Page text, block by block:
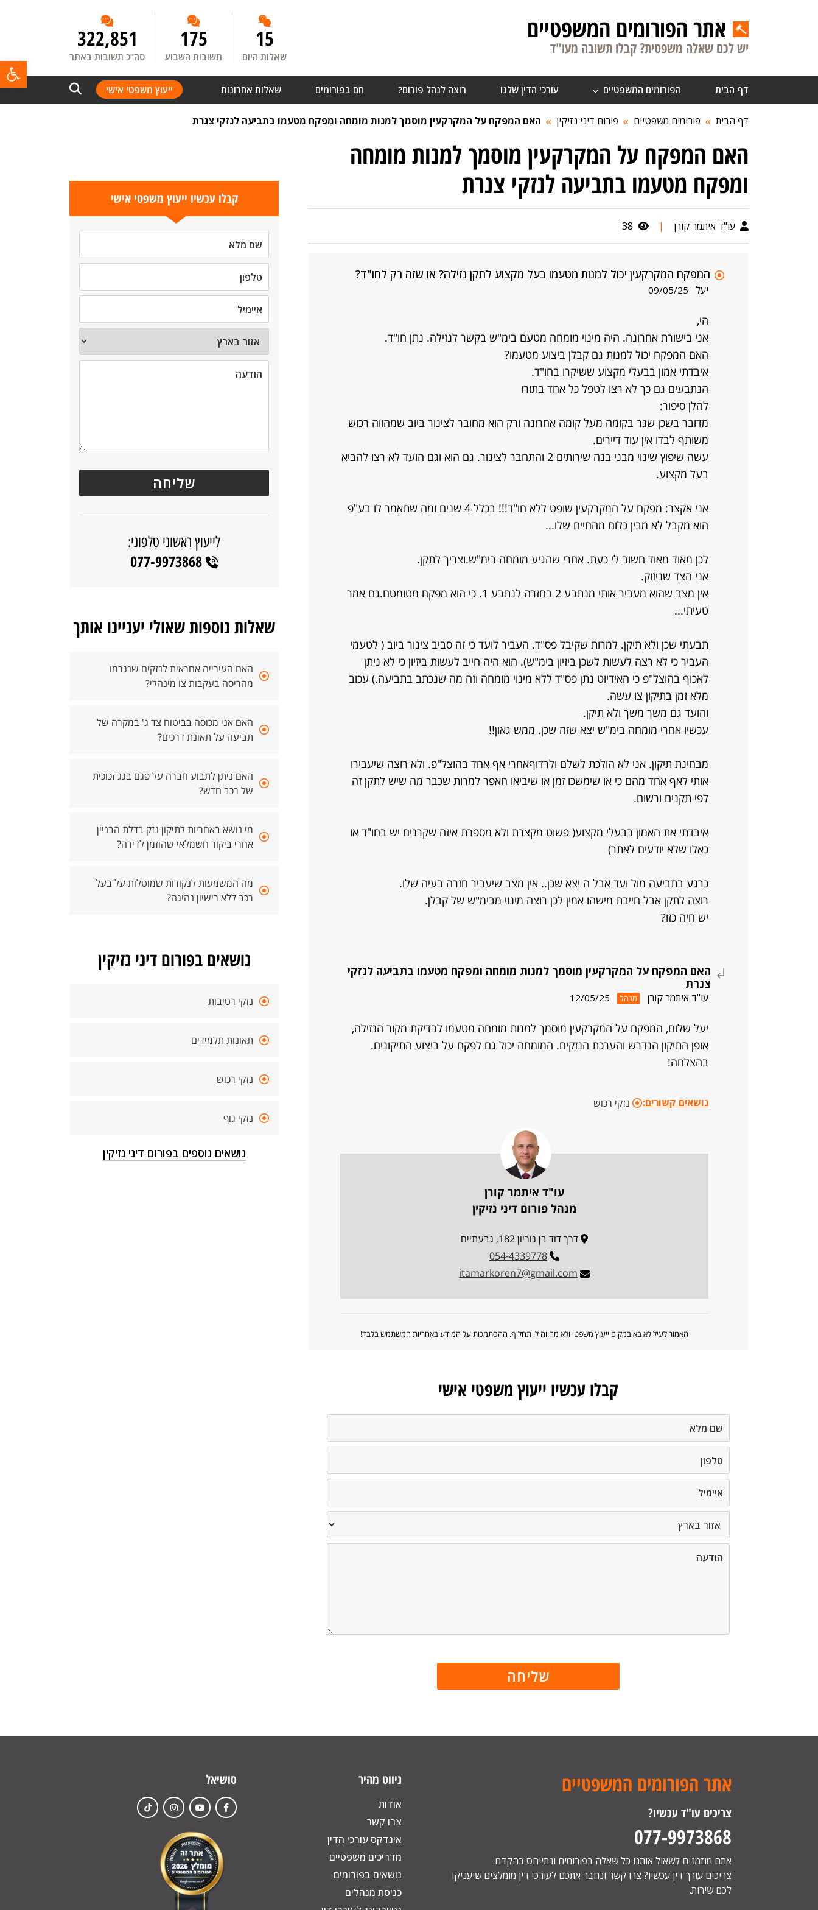
אתר הפורומים המשפטיים
יש לכם שאלה משפטית? קבלו תשובה מעו"ד 15
שאלות היום
175
תשובות השבוע
322,851
סה”כ תשובות באתר
דף הבית הפורומים המשפטיים עורכי הדין שלנו רוצה לנהל פורום? חם בפורומים שאלות אחרונות ייעוץ משפטי אישי
דף הבית פורומים משפטיים פורום דיני נזיקין האם המפקח על המקרקעין מוסמך למנות מומחה ומפקח מטעמו בתביעה לנזקי צנרת
האם המפקח על המקרקעין מוסמך למנות מומחה
ומפקח מטעמו בתביעה לנזקי צנרת
עו"ד איתמר קורן |
38
המפקח המקרקעין יכול למנות מטעמו בעל מקצוע לתקן נזילה? או שזה רק לחו"ד?
יעל 09/05/25
הי,
אני בישורת אחרונה. היה מינוי מומחה מטעם בימ"ש בקשר לנזילה. נתן חו"ד.
האם המפקח יכול למנות גם קבלן ביצוע מטעמו?
איבדתי אמון בבעלי מקצוע ששיקרו בחו"ד.
הנתבעים גם כך לא רצו לטפל כל אחד בתורו
להלן סיפור:
מדובר בשכן שגר בקומה מעל קומה אחרונה ורק הוא מחובר לצינור ביוב שמהווה רכוש
משותף לבדו אין עוד דיירים.
עשה שיפוץ שינוי מבני בנה שירותים 2 והתחבר לצינור. גם הוא וגם הועד לא רצו להביא
בעל מקצוע.
אני אקצר: מפקח על המקרקעין שופט ללא חו"ד!!! בכלל 4 שנים ומה שתאמר לו בע"פ
הוא מקבל לא מבין כלום מהחיים שלו...
לכן מאוד מאוד חשוב לי כעת. אחרי שהגיע מומחה בימ"ש.וצריך לתקן.
אני הצד שניזוק.
אין מצב שהוא מעביר אותי מנתבע 2 בחזרה לנתבע 1. כי הוא מפקח מטומטם.גם אמר
טעיתי...
תבעתי שכן ולא תיקן. למרות שקיבל פס"ד. העביר לועד כי זה סביב צינור ביוב ( לטעמי
העביר כי לא רצה לעשות לשכן ביזיון בימ"ש). הוא היה חייב לעשות ביזיון כי לא ניתן
לאכוף בהוצל"פ כי האידיוט נתן פס"ד ללא מינוי מומחה וזה מה שנכתב בתביעה.) עכוב
מלא זמן בתיקון צו עשה.
והועד גם משך משך ולא תיקן.
עכשיו אחרי מומחה בימ"ש יצא שזה שכן. ממש גאון!!
מבחינת תיקון. אני לא הולכת לשלם ולרדוףאחרי אף אחד בהוצל"פ. ולא רוצה שיעבירו
אותי לאף אחד מהם כי או שימשכו זמן או שיביאו חאפר למרות שכבר מה שיש לתקן זה
לפי תקנים ורשום.
איבדתי את האמון בבעלי מקצוע( פשוט מקצרת ולא מספרת איזה שקרנים יש בחו"ד או
כאלו שלא יודעים לאתר)
כרגע בתביעה מול ועד אבל ה יצא שכן.. אין מצב שיעביר חזרה בעיה שלו.
רוצה לתקן אבל חייבת מישהו אמין לכן רוצה מינוי מבימ"ש של קבלן.
יש חיה כזו?
האם המפקח על המקרקעין מוסמך למנות מומחה ומפקח מטעמו בתביעה לנזקי
צנרת
עו"ד איתמר קורן מנהל 12/05/25
יעל שלום, המפקח על המקרקעין מוסמך למנות מומחה מטעמו לבדיקת מקור הנזילה,
אופן התיקון הנדרש והערכת הנזקים. המומחה יכול גם לפקח על ביצוע התיקונים.
בהצלחה!
נושאים קשורים: נזקי רכוש
עו"ד איתמר קורן
מנהל פורום דיני נזיקין
דרך דוד בן גוריון 182, גבעתיים
054-4339778
itamarkoren7@gmail.com
האמור לעיל לא בא במקום ייעוץ משפטי ולא מהווה לו תחליף. ההסתמכות על המידע באחריות המשתמש בלבד!
קבלו עכשיו ייעוץ משפטי אישי
קבלו עכשיו ייעוץ משפטי אישי
לייעוץ ראשוני טלפוני:
077-9973868
שאלות נוספות שאולי יעניינו אותך
האם העירייה אחראית לנזקים שנגרמו
מהריסה בעקבות צו מינהלי?
האם אני מכוסה בביטוח צד ג' במקרה של
תביעה על תאונת דרכים?
האם ניתן לתבוע חברה על פגם בגג זכוכית
של רכב חדש?
מי נושא באחריות לתיקון נזק בדלת הבניין
אחרי ביקור חשמלאי שהוזמן לדירה?
מה המשמעות לנקודות שמוטלות על בעל
רכב ללא רישיון נהיגה?
נושאים בפורום דיני נזיקין
נזקי רטיבות
תאונות תלמידים
נזקי רכוש
נזקי גוף
נושאים נוספים בפורום דיני נזיקין
אתר הפורומים המשפטיים
צריכים עו"ד עכשיו?
077-9973868
אתם מוזמנים לשאול אותנו כל שאלה בפורומים ונתייחס בהקדם.
צריכים עורך דין עכשיו? צרו קשר ונחבר אתכם לעורכי דין מומלצים שיעניקו
לכם שירות.
ניווט מהיר
אודות
צרו קשר
אינדקס עורכי הדין
מדריכים משפטיים
נושאים בפורומים
כניסת מנהלים
סושיאל